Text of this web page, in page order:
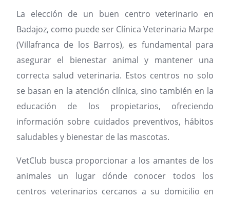
La elección de un buen centro veterinario en
Badajoz, como puede ser Clínica Veterinaria Marpe
(Villafranca de los Barros), es fundamental para
asegurar el bienestar animal y mantener una
correcta salud veterinaria. Estos centros no solo
se basan en la atención clínica, sino también en la
educación de los propietarios, ofreciendo
información sobre cuidados preventivos, hábitos
saludables y bienestar de las mascotas.
VetClub busca proporcionar a los amantes de los
animales un lugar dónde conocer todos los
centros veterinarios cercanos a su domicilio en